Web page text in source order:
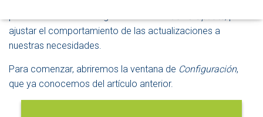
A
Ó
ajustar el comportamiento de las actualizaciones a
nuestras necesidades.
Para comenzar, abriremos la ventana de Configuración,
que ya conocemos del artículo anterior.